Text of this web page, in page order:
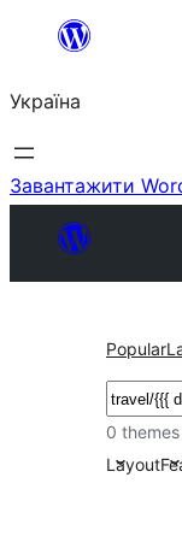
Перейти
вмісту
Україна
Завантажити
Popular
Пошук
0 themes
Layout